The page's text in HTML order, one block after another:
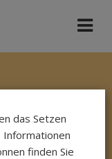
das Setzen
finden Sie